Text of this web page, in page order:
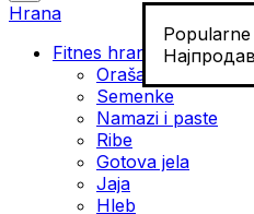
Hrana
Fitnes hrana
Orašasti plodovi
Semenke
Namazi i paste
Ribe
Gotova jela
Јаја
Hleb